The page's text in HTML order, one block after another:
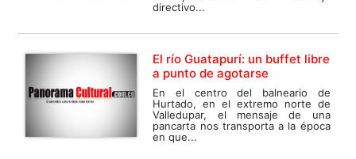
directivo...
El río Guatapurí: un buffet libre
a punto de agotarse
En el centro del balneario de
Hurtado, en el extremo norte de
Valledupar, el mensaje de una
pancarta nos transporta a la época
en que...